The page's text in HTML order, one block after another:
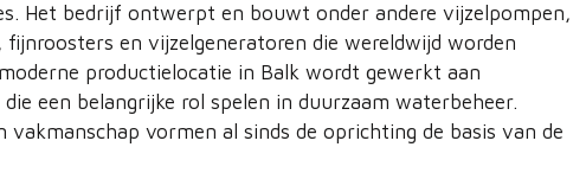
Het bedrijf ontwerpt en bouwt onder andere vijzelpompen,
fijnroosters en vijzelgeneratoren die wereldwijd worden
productielocatie in Balk wordt gewerkt aan
een belangrijke rol spelen in duurzaam waterbeheer.
vormen al sinds de oprichting de basis van de